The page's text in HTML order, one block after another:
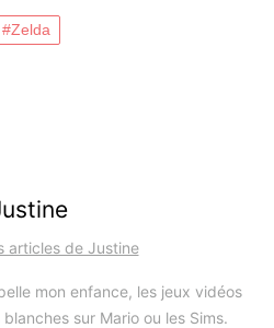
Zelda
articles de Justine
mon enfance, les jeux vidéos
sur Mario ou les Sims.